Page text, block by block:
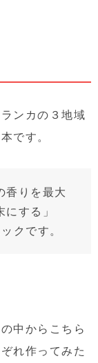
ンカの３地域
です。
香りを最大
する」
クです。
中からこちら
れ作ってみた